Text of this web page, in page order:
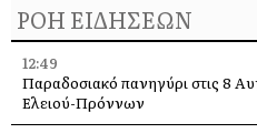
ΡΟΗ ΕΙΔΗΣΕΩΝ
12:49
Παραδοσιακό πανηγύρι στις 8
Ελειού-Πρόννων